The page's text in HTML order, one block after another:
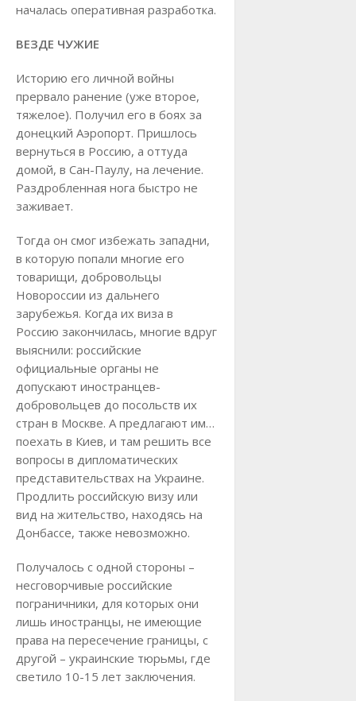
началась оперативная разработка.
ВЕЗДЕ ЧУЖИЕ
Историю его личной войны
прервало ранение (уже второе,
тяжелое). Получил его в боях за
донецкий Аэропорт. Пришлось
вернуться в Россию, а оттуда
домой, в Сан-Паулу, на лечение.
Раздробленная нога быстро не
заживает.
Тогда он смог избежать западни,
в которую попали многие его
товарищи, добровольцы
Новороссии из дальнего
зарубежья. Когда их виза в
Россию закончилась, многие вдруг
выяснили: российские
официальные органы не
допускают иностранцев-
добровольцев до посольств их
стран в Москве. А предлагают им…
поехать в Киев, и там решить все
вопросы в дипломатических
представительствах на Украине.
Продлить российскую визу или
вид на жительство, находясь на
Донбассе, также невозможно.
Получалось с одной стороны –
несговорчивые российские
пограничники, для которых они
лишь иностранцы, не имеющие
права на пересечение границы, с
другой – украинские тюрьмы, где
светило 10-15 лет заключения.